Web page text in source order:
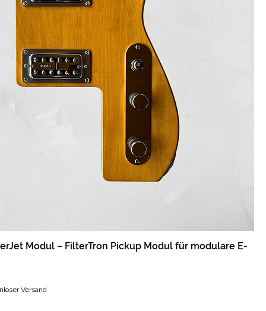
Modul – FilterTron Pickup Modul für modulare E-
Versand